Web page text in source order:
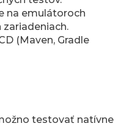
na emulátoroch
(Maven, Gradle
testovať natívne